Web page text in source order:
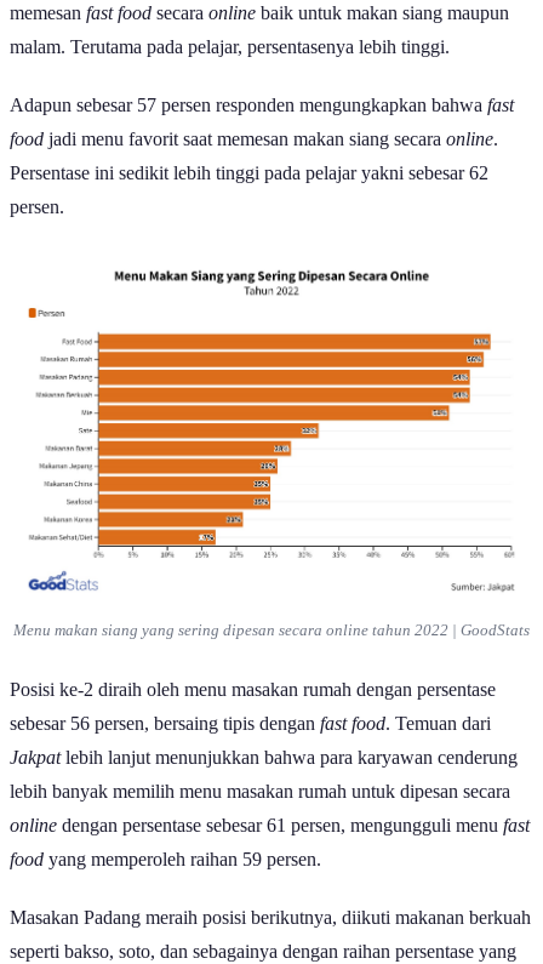
memesan fast food secara online baik untuk makan siang maupun
malam. Terutama pada pelajar, persentasenya lebih tinggi.
Adapun sebesar 57 persen responden mengungkapkan bahwa fast
food jadi menu favorit saat memesan makan siang secara online.
Persentase ini sedikit lebih tinggi pada pelajar yakni sebesar 62
persen.
Menu makan siang yang sering dipesan secara online tahun 2022 | GoodStats
Posisi ke-2 diraih oleh menu masakan rumah dengan persentase
sebesar 56 persen, bersaing tipis dengan fast food. Temuan dari
Jakpatlebih lanjut menunjukkan bahwa para karyawan cenderung
lebih banyak memilih menu masakan rumah untuk dipesan secara
online dengan persentase sebesar 61 persen, mengungguli menu fast
food yang memperoleh raihan 59 persen.
Masakan Padang meraih posisi berikutnya, diikuti makanan berkuah
seperti bakso, soto, dan sebagainya dengan raihan persentase yang